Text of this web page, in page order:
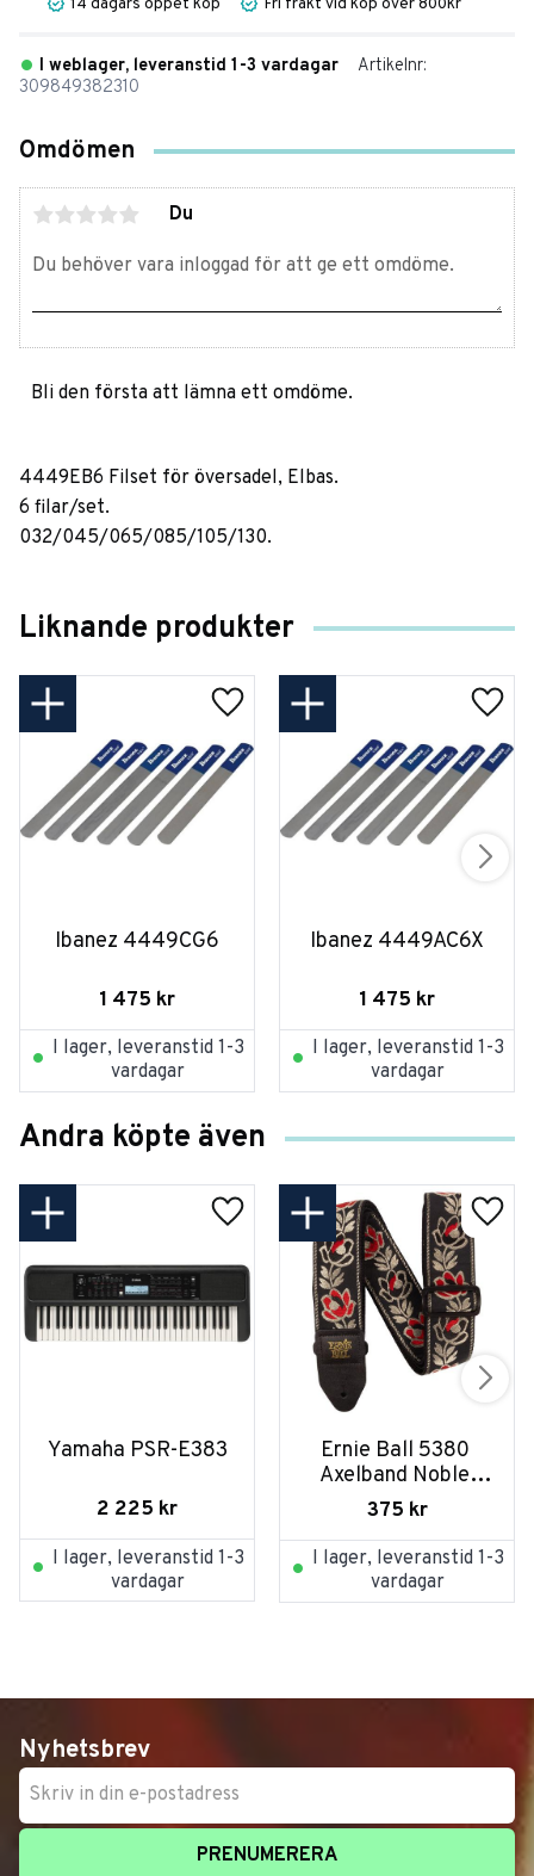
I weblager, leveranstid 1-3 vardagar
Artikelnr
309849382310
Omdömen
Du
Bli den första att lämna ett omdöme.
4449EB6 Filset för översadel, Elbas.
6 filar/set.
032/045/065/085/105/130.
Liknande produkter
Ibanez 4449CG6
1 475 kr
I lager, leveranstid 1-3
vardagar
Ibanez 4449AC6X
1 475 kr
I lager, leveranstid 1-3
vardagar
Andra köpte även
Yamaha PSR-E383
2 225 kr
I lager, leveranstid 1-3
vardagar
Ernie Ball 5380
Axelband Noble
Rose
375 kr
I lager, leveranstid 1-3
vardagar
Nyhetsbrev
PRENUMERERA